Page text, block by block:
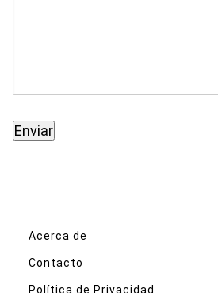
Acerca de
Contacto
Política de Privacidad